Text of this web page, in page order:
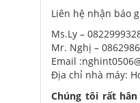
Liên hệ nhận báo
Ms.Ly –
Mr. Nghị –
Email
Địa chỉ nhà máy:
Chúng tôi rất